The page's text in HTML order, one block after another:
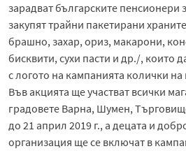
зарадват българските пенсионери
закупят трайни пакетирани
брашно, захар, ориз, макарони,
бисквити, сухи пасти и др./, които
с логото на кампанията колички на
Във акцията ще участват всички
градовете Варна, Шумен,
до 21 април 2019 г., а децата и
организация ще се включат в